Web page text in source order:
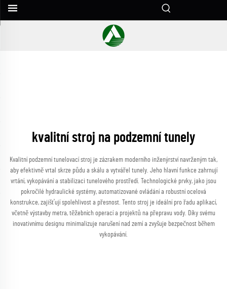
kvalitní stroj na podzemní tunely
Kvalitní podzemní tunelovací stroj je zázrakem moderního inženýrství navrženým tak,
aby efektivně vrtal skrze půdu a skálu a vytvářel tunely. Jeho hlavní funkce zahrnují
vrtání, vykopávání a stabilizaci tunelového prostředí. Technologické prvky, jako jsou
pokročilé hydraulické systémy, automatizované ovládání a robustní ocelová
konstrukce, zajišťují spolehlivost a přesnost. Tento stroj je ideální pro řadu aplikací,
včetně výstavby metra, těžebních operací a projektů na přepravu vody. Díky svému
inovativnímu designu minimalizuje narušení nad zemí a zvyšuje bezpečnost během
vykopávání.